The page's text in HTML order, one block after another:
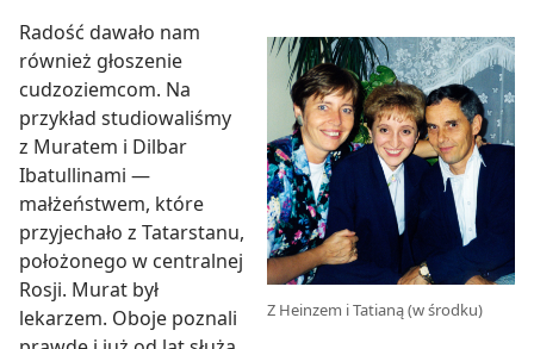
Z Heinzem i Tatianą (w środku)
Radość dawało nam
również głoszenie
cudzoziemcom. Na
przykład studiowaliśmy
z Muratem i Dilbar
Ibatullinami —
małżeństwem, które
przyjechało z Tatarstanu,
położonego w centralnej
Rosji. Murat był
lekarzem. Oboje poznali